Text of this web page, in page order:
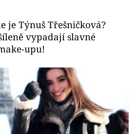
je Týnuš Třešničková?
vypadají slavné
upu!